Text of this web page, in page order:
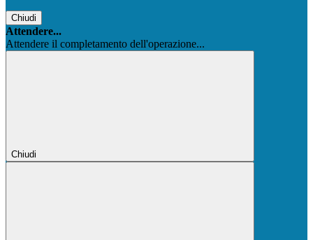
Chiudi
Attendere...
Attendere il completamento dell'operazione...
Chiudi